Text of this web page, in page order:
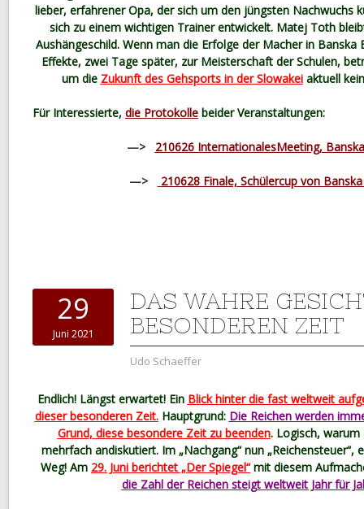
lieber, erfahrener Opa, der sich um den jüngsten Nachwuchs
sich zu einem wichtigen Trainer entwickelt. Matej Toth
Aushängeschild. Wenn man die Erfolge der Macher in
Effekte, zwei Tage später, zur Meisterschaft der Schulen,
um die Zukunft des Gehsports in der Slowakeiaktuell
Für Interessierte, die Protokolle beider Veranstaltungen:
—> 210626 InternationalesMeeting,
—> 210628 Finale, Schülercup von
29
Juni 2021
DAS WAHRE
BESONDEREN ZEIT
Udo Schaeffer
Endlich! Längst erwartet! Ein Blick hinter die fast weltweit
dieser besonderen Zeit.Hauptgrund: Die Reichen werden
Grund, diese besondere Zeit zu beenden. Logisch, warum
mehrfach andiskutiert. Im „Nachgang“ nun „Reichensteuer“,
Weg! Am 29. Juni berichtet „Der Spiegel“mit diesem
die Zahl der Reichen steigt weltweit Jahr für